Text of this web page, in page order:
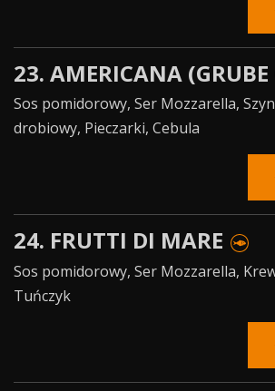
23. AMERICANA (GRUBE
Sos pomidorowy, Ser Mozzarella,
drobiowy, Pieczarki, Cebula
24. FRUTTI DI MARE
Sos pomidorowy, Ser Mozzarella,
Tuńczyk